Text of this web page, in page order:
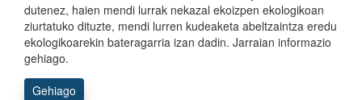
dutenez, haien mendi lurrak nekazal ekoizpen ekologikoan
ziurtatuko dituzte, mendi lurren kudeaketa abeltzaintza eredu
ekologikoarekin bateragarria izan dadin. Jarraian informazio
gehiago.
Gehiago